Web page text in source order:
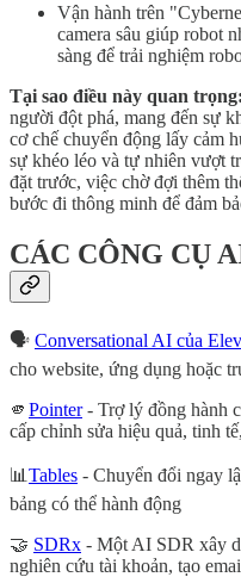
Vận hành trên
camera sâu giúp robot
sàng để trải nghiệm
Tại sao điều này quan trọng:
người đột phá, mang đến sự
cơ chế chuyển động lấy cảm
sự khéo léo và tự nhiên vượt
đặt trước, việc chờ đợi thêm
bước đi thông minh để đảm
CÁC CÔNG CỤ
🗣️ Conversational AI của
cho website, ứng dụng hoặc
🫵 Pointer- Trợ lý đồng hành
cấp chỉnh sửa hiệu quả, tinh
📊 Tables - Chuyển đổi ngay
bảng có thể hành động
🤝 SDRx - Một AI SDR xây
nghiên cứu tài khoản, tạo